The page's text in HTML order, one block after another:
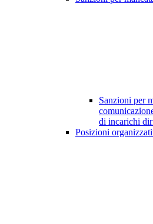
Sanzioni per
di incarichi
Posizioni